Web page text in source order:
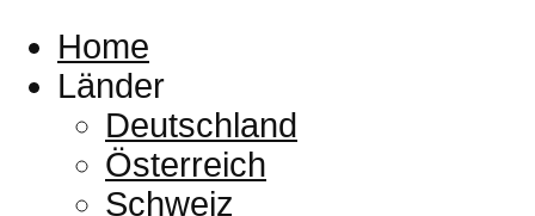
Home
Länder
Deutschland
Österreich
Schweiz